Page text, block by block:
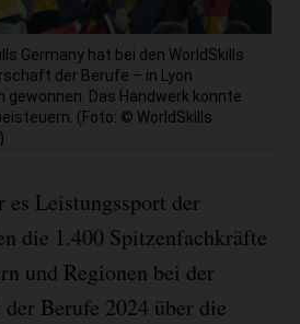
Germany hat bei den WorldSkills
der Berufe – in Lyon
gewonnen. Das Handwerk konnte
(Foto: © WorldSkills
Leistungssport der
die 1.400 Spitzenfachkräfte
und Regionen bei der
Berufe 2024 über die